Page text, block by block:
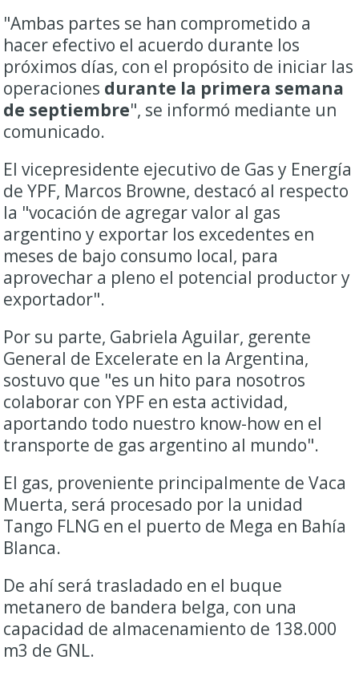
"Ambas partes se han comprometido a
hacer efectivo el acuerdo durante los
próximos días, con el propósito de iniciar las
operaciones durante la primera semana
de septiembre", se informó mediante un
comunicado.
El vicepresidente ejecutivo de Gas y Energía
de YPF, Marcos Browne, destacó al respecto
la "vocación de agregar valor al gas
argentino y exportar los excedentes en
meses de bajo consumo local, para
aprovechar a pleno el potencial productor y
exportador".
Por su parte, Gabriela Aguilar, gerente
General de Excelerate en la Argentina,
sostuvo que "es un hito para nosotros
colaborar con YPF en esta actividad,
aportando todo nuestro know-how en el
transporte de gas argentino al mundo".
El gas, proveniente principalmente de Vaca
Muerta, será procesado por la unidad
Tango FLNG en el puerto de Mega en Bahía
Blanca.
De ahí será trasladado en el buque
metanero de bandera belga, con una
capacidad de almacenamiento de 138.000
m3 de GNL.